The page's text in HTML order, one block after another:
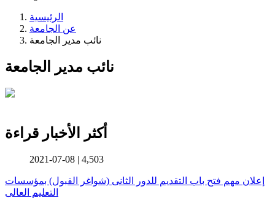
الرئيسية
عن الجامعة
نائب مدير الجامعة
نائب مدير الجامعة
أكثر الأخبار قراءة
2021-07-08 | 4,503
إعلان مهم فتح باب التقديم للدور الثانى (شواغر القبول) بمؤسسات
التعليم العالى